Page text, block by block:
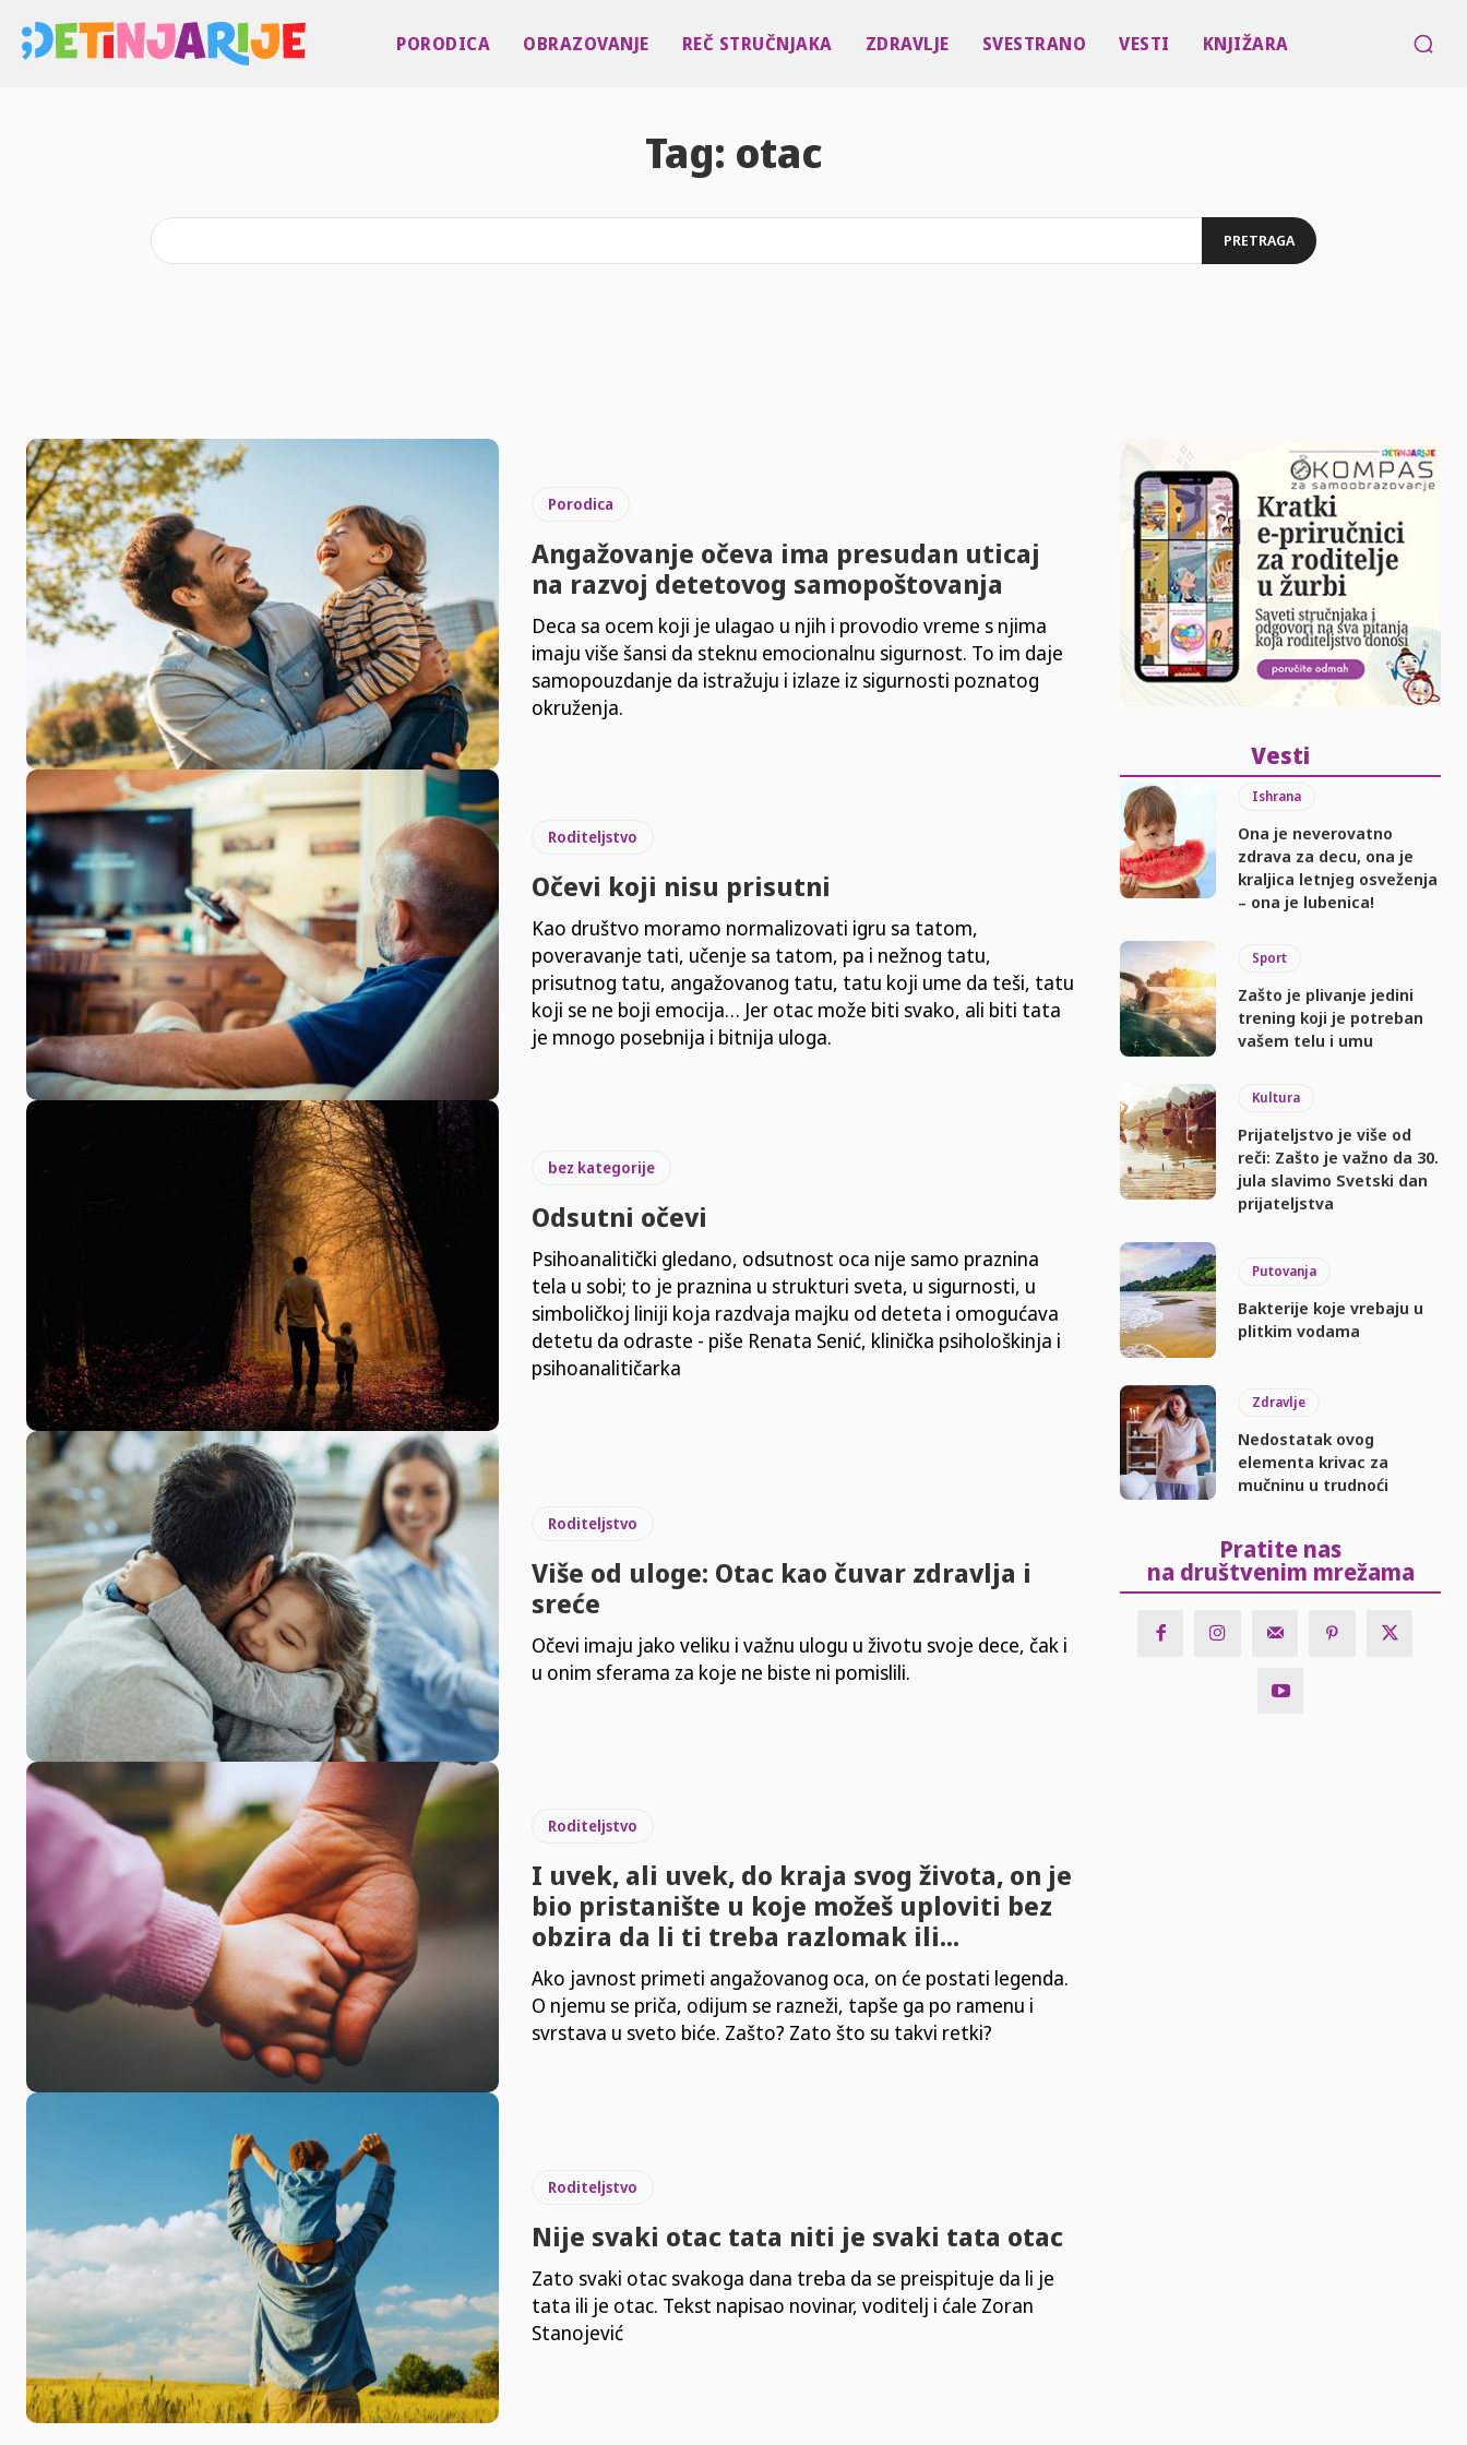
PORODICA OBRAZOVANJE REČ STRUČNJAKA ZDRAVLJE SVESTRANO VESTI KNJIŽARA
Tag: otac
PRETRAGA
Porodica
Angažovanje očeva ima presudan uticaj
na razvoj detetovog samopoštovanja
Deca sa ocem koji je ulagao u njih i provodio vreme s njima
imaju više šansi da steknu emocionalnu sigurnost. To im daje
samopouzdanje da istražuju i izlaze iz sigurnosti poznatog
okruženja.
Roditeljstvo
Očevi koji nisu prisutni
Kao društvo moramo normalizovati igru sa tatom,
poveravanje tati, učenje sa tatom, pa i nežnog tatu,
prisutnog tatu, angažovanog tatu, tatu koji ume da teši, tatu
koji se ne boji emocija… Jer otac može biti svako, ali biti tata
je mnogo posebnija i bitnija uloga.
bez kategorije
Odsutni očevi
Psihoanalitički gledano, odsutnost oca nije samo praznina
tela u sobi; to je praznina u strukturi sveta, u sigurnosti, u
simboličkoj liniji koja razdvaja majku od deteta i omogućava
detetu da odraste - piše Renata Senić, klinička psihološkinja i
psihoanalitičarka
Roditeljstvo
Više od uloge: Otac kao čuvar zdravlja i
sreće
Očevi imaju jako veliku i važnu ulogu u životu svoje dece, čak i
u onim sferama za koje ne biste ni pomislili.
Roditeljstvo
I uvek, ali uvek, do kraja svog života, on je
bio pristanište u koje možeš uploviti bez
obzira da li ti treba razlomak ili...
Ako javnost primeti angažovanog oca, on će postati legenda.
O njemu se priča, odijum se razneži, tapše ga po ramenu i
svrstava u sveto biće. Zašto? Zato što su takvi retki?
Roditeljstvo
Nije svaki otac tata niti je svaki tata otac
Zato svaki otac svakoga dana treba da se preispituje da li je
tata ili je otac. Tekst napisao novinar, voditelj i ćale Zoran
Stanojević
Vesti
Ishrana
Ona je neverovatno
zdrava za decu, ona je
kraljica letnjeg osveženja
– ona je lubenica!
Sport
Zašto je plivanje jedini
trening koji je potreban
vašem telu i umu
Kultura
Prijateljstvo je više od
reči: Zašto je važno da 30.
jula slavimo Svetski dan
prijateljstva
Putovanja
Bakterije koje vrebaju u
plitkim vodama
Zdravlje
Nedostatak ovog
elementa krivac za
mučninu u trudnoći
Pratite nas
na društvenim mrežama